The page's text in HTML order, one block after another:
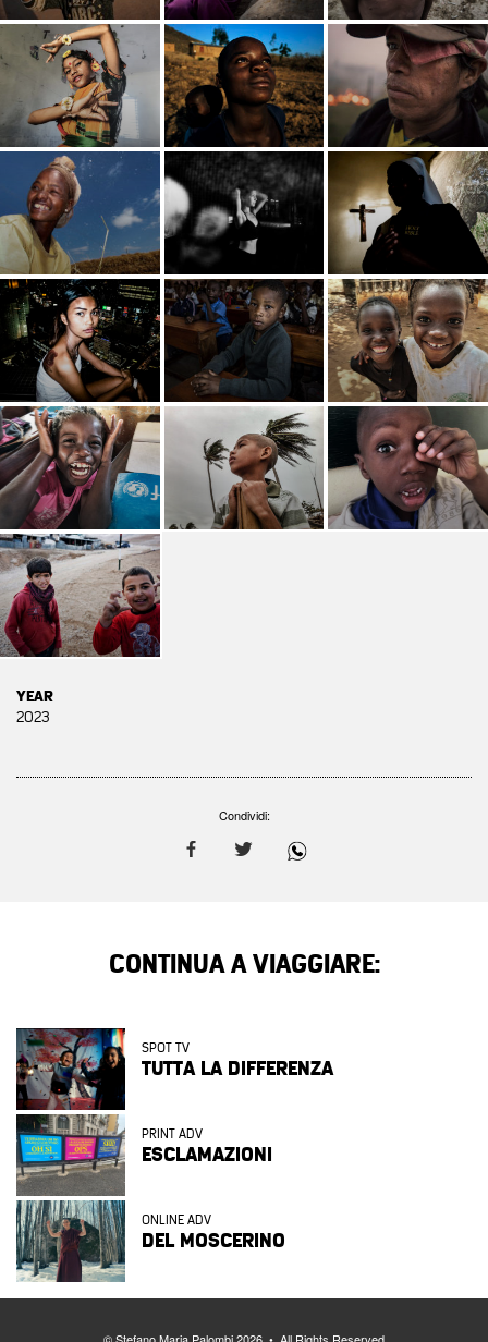
YEAR
2023
Condividi:
CONTINUA A VIAGGIARE:
SPOT TV
TUTTA LA DIFFERENZA
PRINT ADV
ESCLAMAZIONI
ONLINE ADV
DEL MOSCERINO